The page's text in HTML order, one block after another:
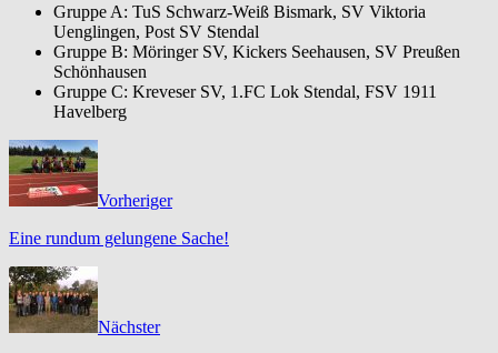
Gruppe A: TuS Schwarz-Weiß Bismark, SV Viktoria
Uenglingen, Post SV Stendal
Gruppe B: Möringer SV, Kickers Seehausen, SV Preußen
Schönhausen
Gruppe C: Kreveser SV, 1.FC Lok Stendal, FSV 1911
Havelberg
Vorheriger
Eine rundum gelungene Sache!
Nächster